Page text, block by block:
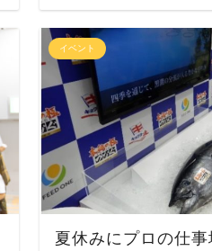
イベント
夏休みにプロの仕